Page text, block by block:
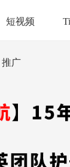
短视频
推广